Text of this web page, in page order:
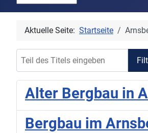
Aktuelle Seite: Startseite
Alter Bergbau in
Bergbau im